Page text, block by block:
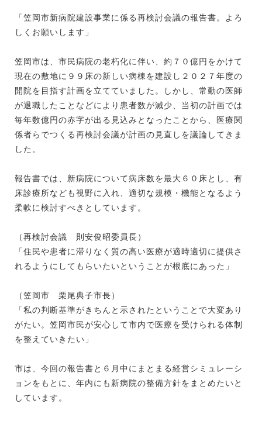
「笠岡市新病院建設事業に係る再検討会議の報告書。よろ
しくお願いします」
笠岡市は、市民病院の老朽化に伴い、約７０億円をかけて
現在の敷地に９９床の新しい病棟を建設し２０２７年度の
開院を目指す計画を立てていました。しかし、常勤の医師
が退職したことなどにより患者数が減少、当初の計画では
毎年数億円の赤字が出る見込みとなったことから、医療関
係者らでつくる再検討会議が計画の見直しを議論してきま
した。
報告書では、新病院について病床数を最大６０床とし、有
床診療所なども視野に入れ、適切な規模・機能となるよう
柔軟に検討すべきとしています。
（再検討会議 則安俊昭委員長）
「住民や患者に滞りなく質の高い医療が適時適切に提供さ
れるようにしてもらいたいということが根底にあった」
（笠岡市 栗尾典子市長）
「私の判断基準がきちんと示されたということで大変あり
がたい。笠岡市民が安心して市内で医療を受けられる体制
を整えていきたい」
市は、今回の報告書と６月中にまとまる経営シミュレーシ
ョンをもとに、年内にも新病院の整備方針をまとめたいと
しています。